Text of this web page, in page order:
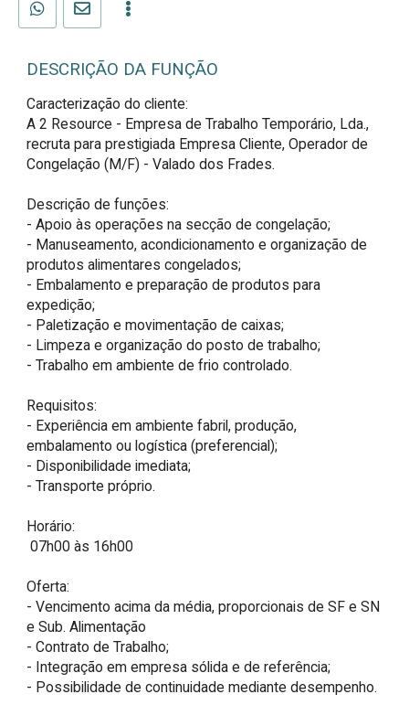
DESCRIÇÃO DA FUNÇÃO
Caracterização do cliente:
A 2 Resource - Empresa de Trabalho Temporário, Lda.,
recruta para prestigiada Empresa Cliente, Operador de
Congelação (M/F) - Valado dos Frades.
Descrição de funções:
- Apoio às operações na secção de congelação;
- Manuseamento, acondicionamento e organização de
produtos alimentares congelados;
- Embalamento e preparação de produtos para
expedição;
- Paletização e movimentação de caixas;
- Limpeza e organização do posto de trabalho;
- Trabalho em ambiente de frio controlado.
Requisitos:
- Experiência em ambiente fabril, produção,
embalamento ou logística (preferencial);
- Disponibilidade imediata;
- Transporte próprio.
Horário:
07h00 às 16h00
Oferta:
- Vencimento acima da média, proporcionais de SF e SN
e Sub. Alimentação
- Contrato de Trabalho;
- Integração em empresa sólida e de referência;
- Possibilidade de continuidade mediante desempenho.